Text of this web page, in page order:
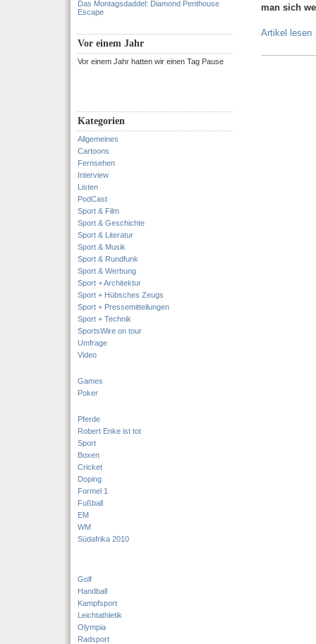
Das Montagsdaddel: Diamond Penthouse
Escape
Vor einem Jahr
Vor einem Jahr hatten wir einen Tag Pause
Kategorien
Allgemeines
Cartoons
Fernsehen
Interview
Listen
PodCast
Sport & Film
Sport & Geschichte
Sport & Literatur
Sport & Musik
Sport & Rundfunk
Sport & Werbung
Sport + Architektur
Sport + Hübsches Zeugs
Sport + Pressemitteilungen
Sport + Technik
SportsWire on tour
Umfrage
Video
Games
Poker
Pferde
Robert Enke ist tot
Sport
Boxen
Cricket
Doping
Formel 1
Fußball
EM
WM
Südafrika 2010
Golf
Handball
Kampfsport
Leichtathletik
Olympia
Radsport
man sich
Artikel lesen